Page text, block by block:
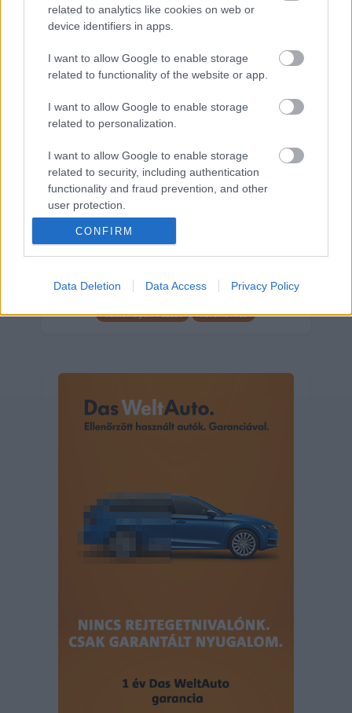
related to analytics like cookies on web or
device identifiers in apps.
I want to allow Google to enable storage
related to functionality of the website or app.
I want to allow Google to enable storage
related to personalization.
I want to allow Google to enable storage
related to security, including authentication
functionality and fraud prevention, and other
user protection.
CONFIRM
Data Deletion Data Access Privacy Policy
Márkáink
Kategóriák
cikkek hirek Volkswagen
kisszines
Volkswagen-csoport
hasznos
Skoda
használtautó
Das WeltAuto
plug-in hibrid
Ford Opel
újautó
Volkswagen Passat
koronavírus